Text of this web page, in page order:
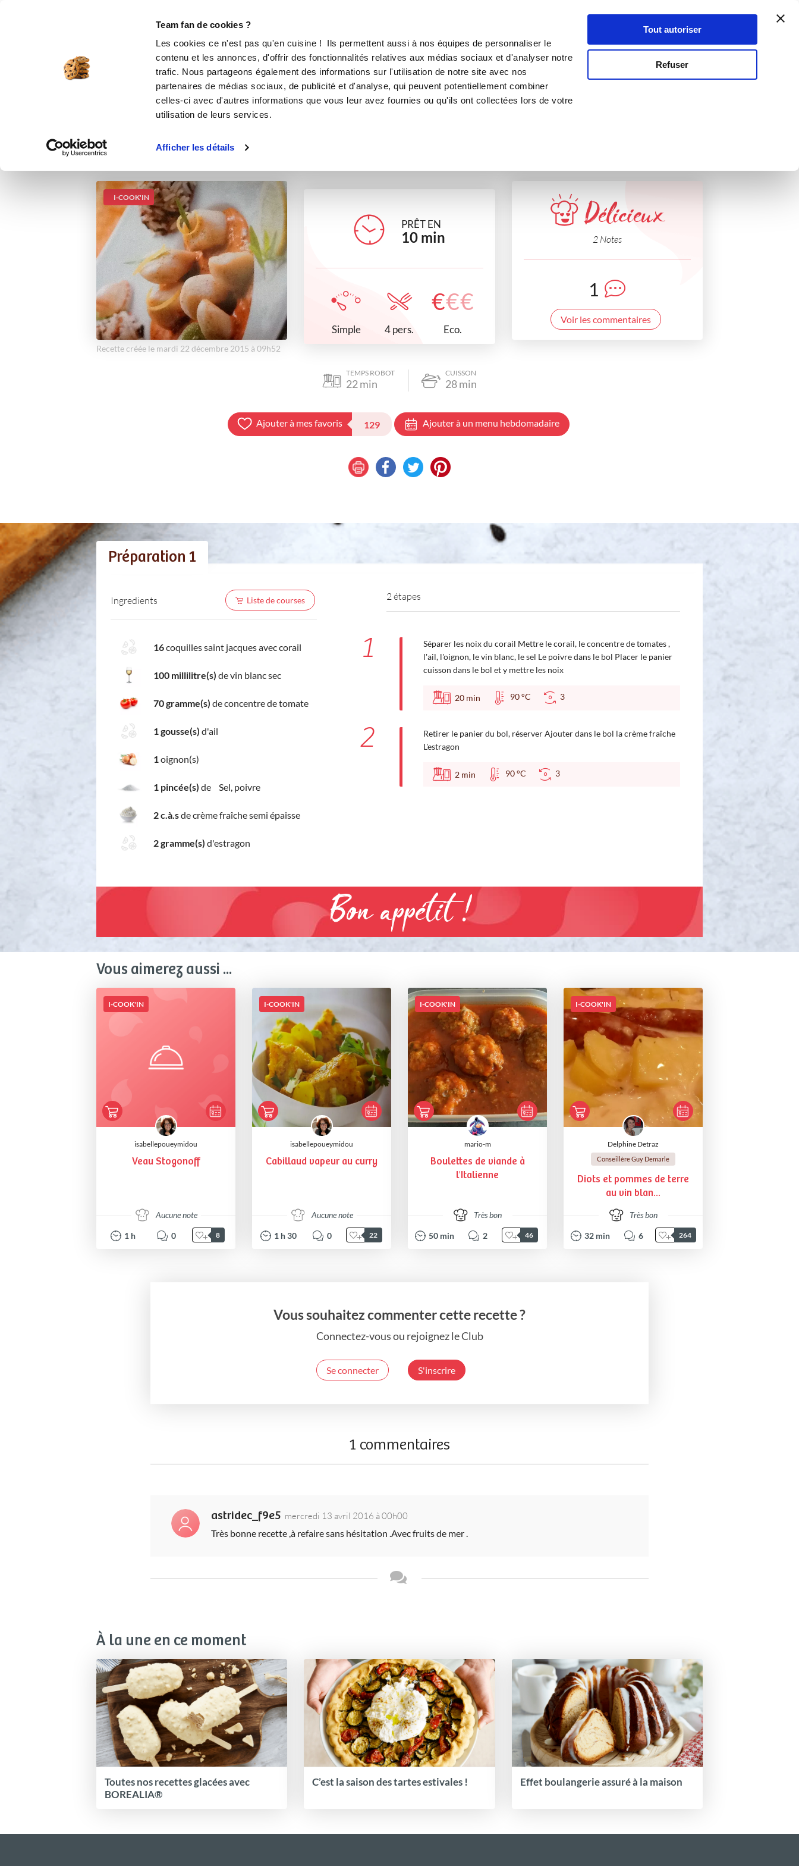
Team fan de cookies ?
Les cookies ce n'est pas qu'en cuisine ! Ils permettent aussi à nos équipes de personnaliser le
contenu et les annonces, d'offrir des fonctionnalités relatives aux médias sociaux et d'analyser notre
trafic. Nous partageons également des informations sur l'utilisation de notre site avec nos
partenaires de médias sociaux, de publicité et d'analyse, qui peuvent potentiellement combiner
celles-ci avec d'autres informations que vous leur avez fournies ou qu'ils ont collectées lors de votre
utilisation de leurs services.
Afficher les détails
Tout autoriser
Refuser
Se connecter
Coquilles saint Jacques au coulis de corail
plats Saveurs de nos régions
I-COOK'IN
Recette créée le mardi 22 décembre 2015 à 09h52
PRÊT EN
10 min
Simple 4 pers.
€€€
Eco.
Délicieux
2 Notes
1
Voir les commentaires
TEMPS ROBOT
22min
CUISSON
28min
Ajouter à mes favoris 129 Ajouter à un menu hebdomadaire
Préparation 1
Ingredients Liste de courses
16coquilles saint jacques avec corail
100 millilitre(s) de vin blanc sec
70 gramme(s) de concentre de tomate
1 gousse(s) d'ail
1 oignon(s)
1 pincée(s) de Sel, poivre
2 c.à.sde crème fraîche semi épaisse
2 gramme(s) d'estragon
2 étapes
1
Séparer les noix du corail Mettre le corail, le concentre de tomates ,
l'ail, l'oignon, le vin blanc, le sel Le poivre dans le bol Placer le panier
cuisson dans le bol et y mettre les noix
20 min 90 °C 3
2
Retirer le panier du bol, réserver Ajouter dans le bol la crème fraîche
L'estragon
2 min 90 °C 3
Bon appétit !
Vous aimerez aussi ...
I-COOK'IN
isabellepoueymidou
Veau Stogonoff
Aucune note
1 h 0 8
I-COOK'IN
isabellepoueymidou
Cabillaud vapeur au curry
Aucune note
1 h30 0 22
I-COOK'IN
mario-m
Boulettes de viande à
l'Italienne
Très bon
50 min 2 46
I-COOK'IN
Delphine Detraz
Conseillère Guy Demarle
Diots et pommes de terre
au vin blan...
Très bon
32 min 6 264
Vous souhaitez commenter cette recette ?
Connectez-vous ou rejoignez le Club
Se connecter S'inscrire
1 commentaires
astridec_f9e5 mercredi 13 avril 2016 à 00h00
Très bonne recette ,à refaire sans hésitation .Avec fruits de mer .
À la une en ce moment
Toutes nos recettes glacées avec
BOREALIA®
C’est la saison des tartes estivales ! Effet boulangerie assuré à la maison